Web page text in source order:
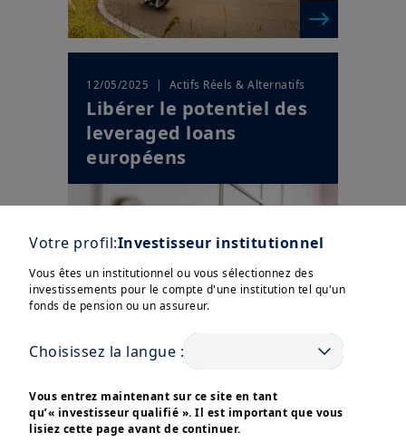
12/05/2025 | Actifs Réels & Alternatifs
Libérer le potentiel des
leveraged loans
européens
Votre profil:Investisseur institutionnel
Vous êtes un institutionnel ou vous sélectionnez des
investissements pour le compte d'une institution tel qu'un
fonds de pension ou un assureur.
Choisissez la langue :
Vous entrez maintenant sur ce site en tant
qu’« investisseur qualifié ». Il est important que vous
lisiez cette page avant de continuer.
informations sont destinées exclusivement aux
“Professionnels” au sens de la Directive